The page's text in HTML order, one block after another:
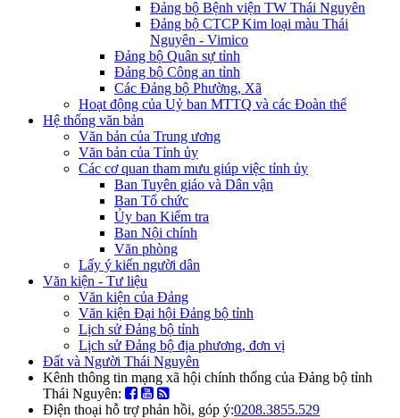
Đảng bộ Bệnh viện TW Thái Nguyên
Đảng bộ CTCP Kim loại màu Thái
Nguyên - Vimico
Đảng bộ Quân sự tỉnh
Đảng bộ Công an tỉnh
Các Đảng bộ Phường, Xã
Hoạt động của Uỷ ban MTTQ và các Đoàn thể
Hệ thống văn bản
Văn bản của Trung ương
Văn bản của Tỉnh ủy
Các cơ quan tham mưu giúp việc tỉnh ủy
Ban Tuyên giáo và Dân vận
Ban Tổ chức
Ủy ban Kiểm tra
Ban Nội chính
Văn phòng
Lấy ý kiến người dân
Văn kiện - Tư liệu
Văn kiện của Đảng
Văn kiện Đại hội Đảng bộ tỉnh
Lịch sử Đảng bộ tỉnh
Lịch sử Đảng bộ địa phương, đơn vị
Đất và Người Thái Nguyên
Kênh thông tin mạng xã hội chính thống của Đảng bộ tỉnh
Thái Nguyên:
Điện thoại hỗ trợ phản hồi, góp ý:0208.3855.529